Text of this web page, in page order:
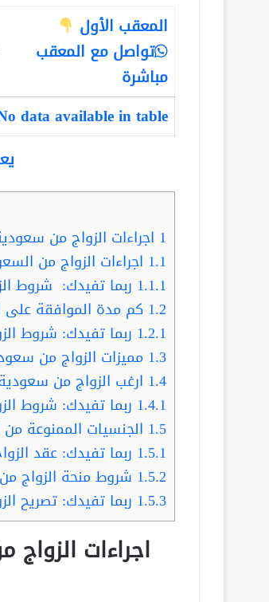
المعقب الأول
تواصل مع المعقب
مباشرة
data available in table
يعرض
1 اجراءات الزواج من
1.1 اجراءات الزواج من
1.1.1 ربما تفيدك: شروط
1.2 كم مدة الموافقة على
1.2.1 ربما تفيدك: شروط
1.3 مميزات الزواج من
1.4 ارغب الزواج من
1.4.1 ربما تفيدك: شروط
1.5 الجنسيات الممنوعة
1.5.1 ربما تفيدك: عقد
1.5.2 شروط منحة الزواج من
1.5.3 ربما تفيدك: تصريح